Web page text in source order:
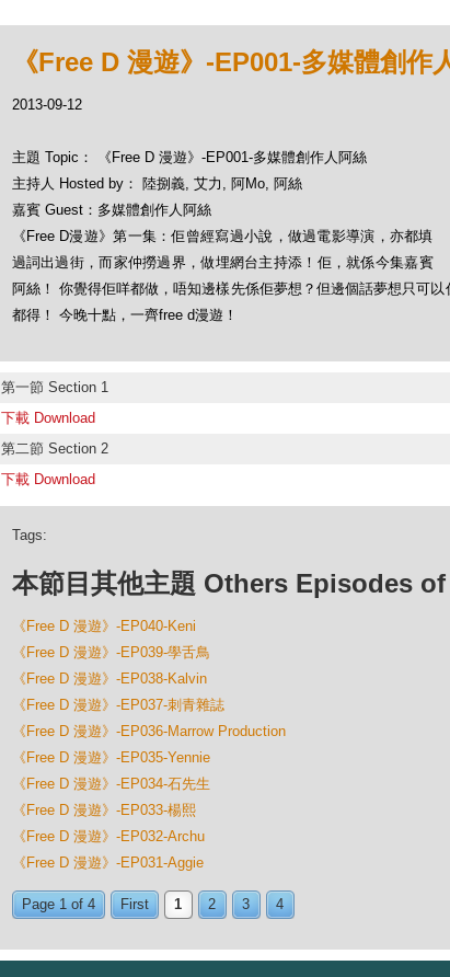
《Free D 漫遊》-EP001-多媒體創作
2013-09-12
主題 Topic： 《Free D 漫遊》-EP001-多媒體創作人阿絲
主持人 Hosted by： 陸捌義, 艾力, 阿Mo, 阿絲
嘉賓 Guest：多媒體創作人阿絲
《Free D漫遊》第一集：佢曾經寫過小說，做過電影導演，亦都填
過詞出過街，而家仲撈過界，做埋網台主持添！佢，就係今集嘉賓
阿絲！ 你覺得佢咩都做，唔知邊樣先係佢夢想？但邊個話夢想只可
都得！ 今晚十點，一齊free d漫遊！
第一節 Section 1
下載 Download
第二節 Section 2
下載 Download
Tags:
本節目其他主題 Others Episodes
《Free D 漫遊》-EP040-Keni
《Free D 漫遊》-EP039-學舌鳥
《Free D 漫遊》-EP038-Kalvin
《Free D 漫遊》-EP037-刺青雜誌
《Free D 漫遊》-EP036-Marrow Production
《Free D 漫遊》-EP035-Yennie
《Free D 漫遊》-EP034-石先生
《Free D 漫遊》-EP033-楊熙
《Free D 漫遊》-EP032-Archu
《Free D 漫遊》-EP031-Aggie
Page 1 of 4 First 1 2 3 4